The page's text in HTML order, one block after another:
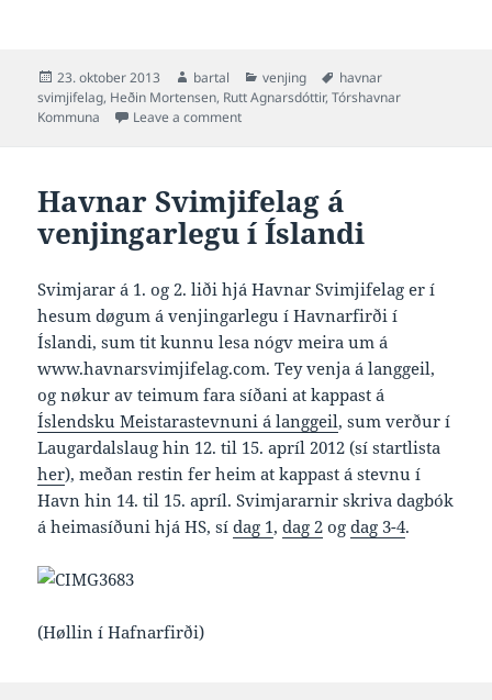
Posted
on
23. oktober 2013 Author
bartal Categories
venjing Tags
havnar
svimjifelag, Heðin Mortensen, Rutt Agnarsdóttir,Tórshavnar
Kommuna
Leave a commenton HS-svimjari í reklamufilmi
Havnar Svimjifelag á
venjingarlegu í Íslandi
Svimjarar á 1. og 2. liði hjá Havnar Svimjifelag er í
hesum døgum á venjingarlegu í Havnarfirði í
Íslandi, sum tit kunnu lesa nógv meira um á
www.havnarsvimjifelag.com. Tey venja á langgeil,
og nøkur av teimum fara síðani at kappast á
Íslendsku Meistarastevnuni á langgeil, sum verður í
Laugardalslaug hin 12. til 15. apríl 2012 (sí startlista
her), meðan restin fer heim at kappast á stevnu í
Havn hin 14. til 15. apríl. Svimjararnir skriva dagbók
á heimasíðuni hjá HS, sídag 1,dag 2 ogdag 3-4.
(Høllin í Hafnarfirði)